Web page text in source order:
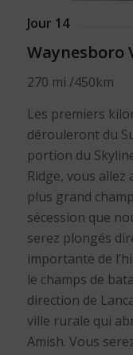
Jour 14
Waynesboro
270 mi /450km
Les premiers
dérouleront du
portion du
Ridge, vous allez
plus grand
sécession que
serez plongés
importante de
le champs de
direction de
ville rurale qui
Amish. Vous